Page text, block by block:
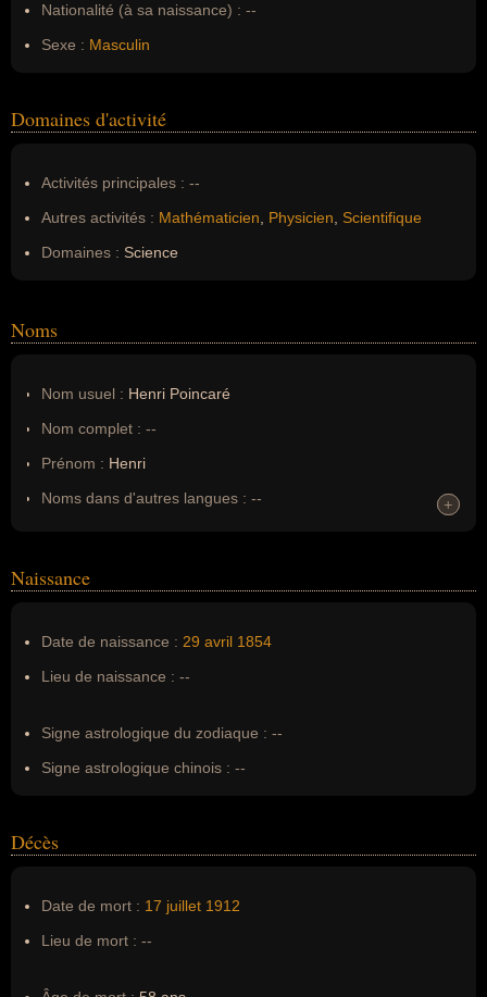
Nationalité (à sa naissance) : --
Sexe : Masculin
Domaines d'activité
Activités principales : --
Autres activités : Mathématicien Physicien
Scientifique
Domaines : Science
Noms
Nom usuel : Henri Poincaré
Nom complet : --
Prénom : Henri
Noms dans d'autres langues : --
Nom de famille :Poincaré
+
+
Naissance
Date de naissance : 29 avril 1854
Lieu de naissance : --
Signe astrologique du zodiaque : --
Signe astrologique chinois : --
Décès
Date de mort : 17 juillet 1912
Lieu de mort : --